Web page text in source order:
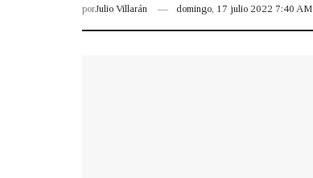
porJulio Villarán domingo, 17 julio 2022 7:40 AM